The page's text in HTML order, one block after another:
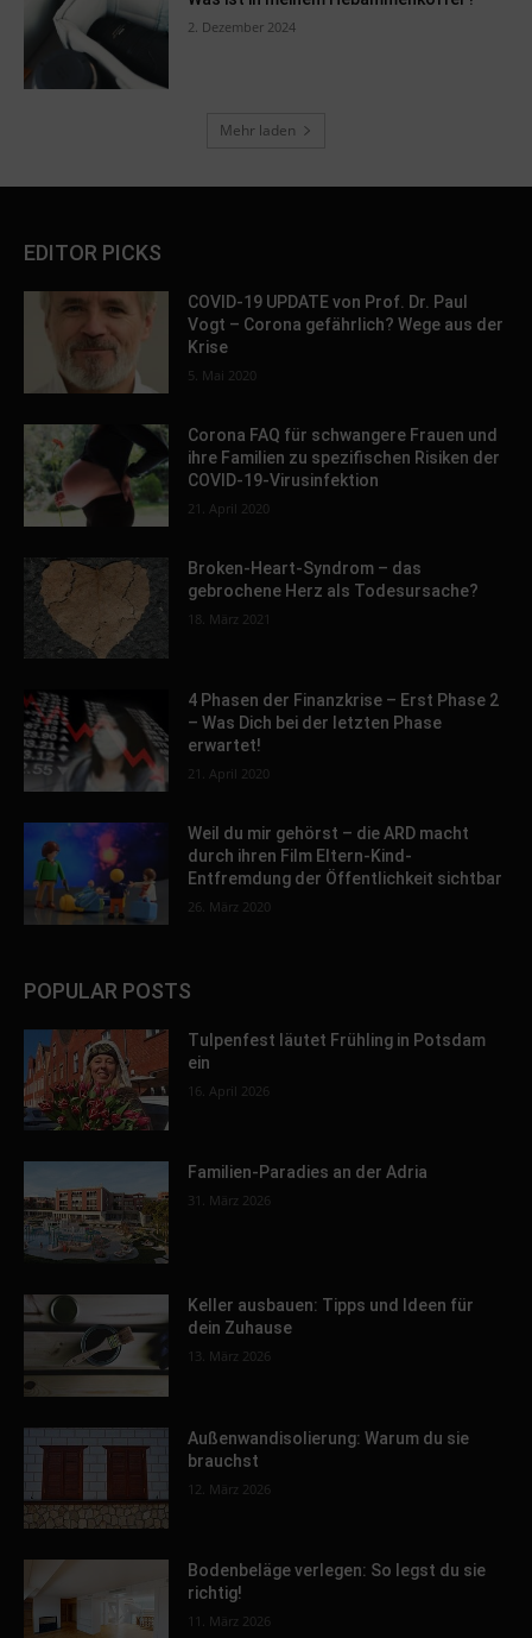
2. Dezember 2024
Mehr laden
EDITOR PICKS
COVID-19 UPDATE von Prof. Dr. Paul
Vogt – Corona gefährlich? Wege aus der
Krise
5. Mai 2020
Corona FAQ für schwangere Frauen und
ihre Familien zu spezifischen Risiken der
COVID-19-Virusinfektion
21. April 2020
Broken-Heart-Syndrom – das
gebrochene Herz als Todesursache?
18. März 2021
4 Phasen der Finanzkrise – Erst Phase 2
– Was Dich bei der letzten Phase
erwartet!
21. April 2020
Weil du mir gehörst – die ARD macht
durch ihren Film Eltern-Kind-
Entfremdung der Öffentlichkeit sichtbar
26. März 2020
POPULAR POSTS
Tulpenfest läutet Frühling in Potsdam
ein
16. April 2026
Familien-Paradies an der Adria
31. März 2026
Keller ausbauen: Tipps und Ideen für
dein Zuhause
13. März 2026
Außenwandisolierung: Warum du sie
brauchst
12. März 2026
Bodenbeläge verlegen: So legst du sie
richtig!
11. März 2026